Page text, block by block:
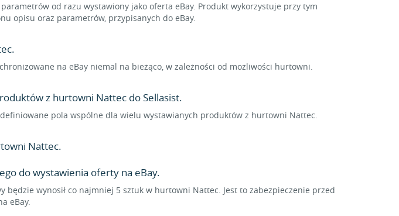
od razu wystawiony jako oferta eBay. Produkt wykorzystuje przy tym
opisu oraz parametrów, przypisanych do eBay.
na eBay niemal na bieżąco, w zależności od możliwości hurtowni.
z hurtowni Nattec do Sellasist.
pola wspólne dla wielu wystawianych produktów z hurtowni Nattec.
Nattec.
do wystawienia oferty na eBay.
wynosił co najmniej 5 sztuk w hurtowni Nattec. Jest to zabezpieczenie przed
eBay.